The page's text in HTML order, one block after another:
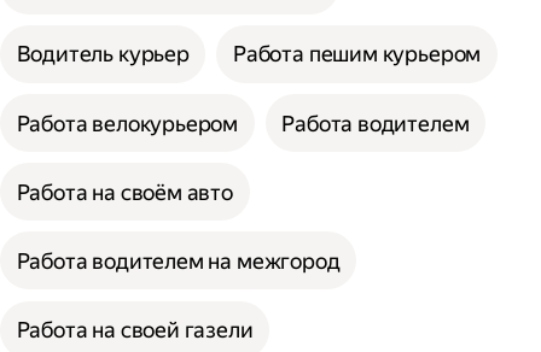
Водитель курьер Работа пешим курьером
Работа велокурьером Работа водителем
Работа на своём авто
Работа водителем на межгород
Работа на своей газели